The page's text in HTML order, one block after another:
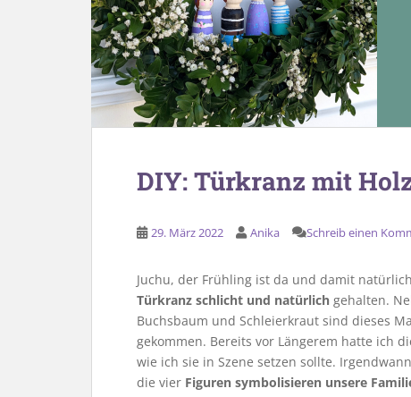
DIY: Türkranz mit
29. März 2022 Anika Schreib einen
Juchu, der Frühling ist da und damit
Türkranz schlicht und natürlich gehalten.
Buchsbaum und Schleierkraut sind dieses
gekommen. Bereits vor Längerem hatte ich
wie ich sie in Szene setzen sollte.
die vier Figuren symbolisieren unsere